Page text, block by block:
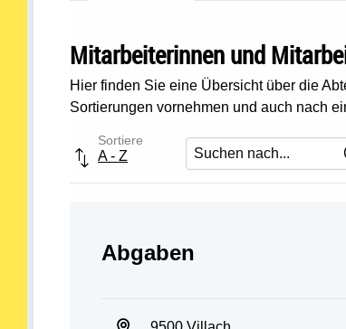
Mitarbeiterinnen und
Hier finden Sie eine Übersicht über die
Sortierungen vornehmen und auch nach
Sortiere
A - Z
Abteilung öffnen:
Abgaben
PLZ und Ort: